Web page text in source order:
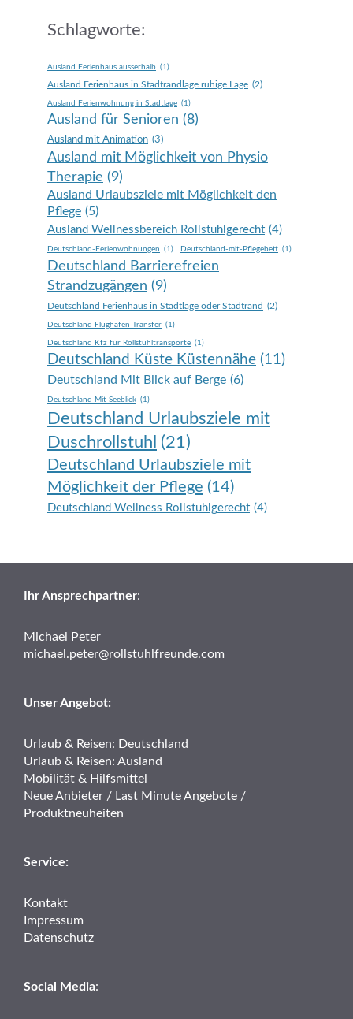
Schlagworte:
Ausland Ferienhaus ausserhalb (1)
Ausland Ferienhaus in Stadtrandlage ruhige Lage (2)
Ausland Ferienwohnung in Stadtlage (1)
Ausland für Senioren (8)
Ausland mit Animation (3)
Ausland mit Möglichkeit von Physio
Therapie (9)
Ausland Urlaubsziele mit Möglichkeit den
Pflege (5)
Ausland Wellnessbereich Rollstuhlgerecht (4)
Deutschland-Ferienwohnungen (1) Deutschland-mit-Pflegebett (1)
Deutschland Barrierefreien
Strandzugängen (9)
Deutschland Ferienhaus in Stadtlage oder Stadtrand (2)
Deutschland Flughafen Transfer (1)
Deutschland Kfz für Rollstuhltransporte (1)
Deutschland Küste Küstennähe (11)
Deutschland Mit Blick auf Berge (6)
Deutschland Mit Seeblick (1)
Deutschland Urlaubsziele mit
Duschrollstuhl (21)
Deutschland Urlaubsziele mit
Möglichkeit der Pflege (14)
Deutschland Wellness Rollstuhlgerecht (4)
Ihr Ansprechpartner:
Michael Peter
michael.peter@rollstuhlfreunde.com
Unser Angebot:
Urlaub & Reisen: Deutschland
Urlaub & Reisen: Ausland
Mobilität & Hilfsmittel
Neue Anbieter / Last Minute Angebote /
Produktneuheiten
Service:
Kontakt
Impressum
Datenschutz
Social Media: